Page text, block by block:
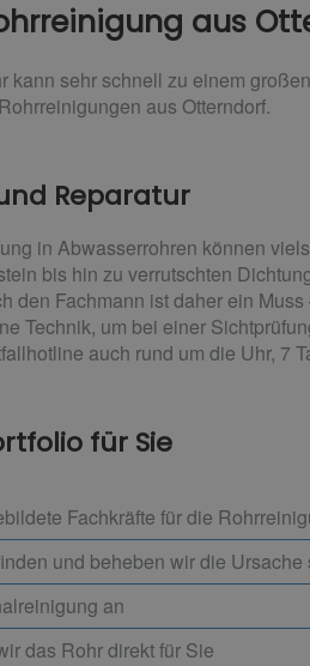
aus
kann sehr schnell zu einem
aus Otterndorf.
Reparatur
in Abwasserrohren können
bis hin zu verrutschten
den Fachmann ist daher ein
Technik, um bei einer
auch rund um die Uhr, 7
für Sie
Fachkräfte für die
und beheben wir die
an
das Rohr direkt für Sie